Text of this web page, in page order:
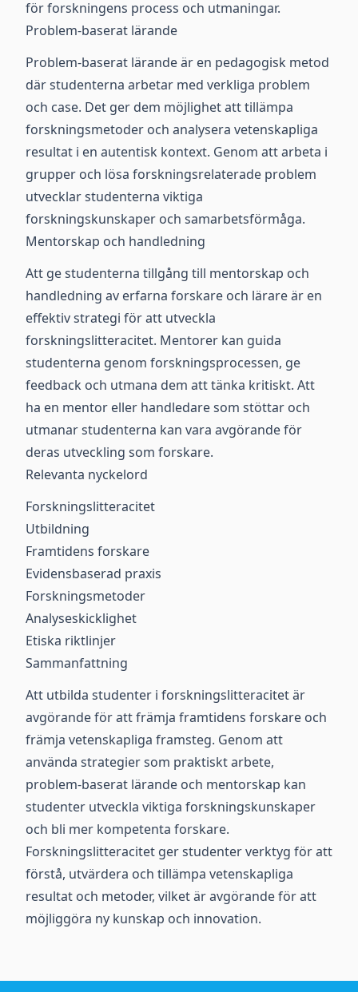
för forskningens process och utmaningar.
Problem-baserat lärande
Problem-baserat lärande är en pedagogisk metod
där studenterna arbetar med verkliga problem
och case. Det ger dem möjlighet att tillämpa
forskningsmetoder och analysera vetenskapliga
resultat i en autentisk kontext. Genom att arbeta i
grupper och lösa forskningsrelaterade problem
utvecklar studenterna viktiga
forskningskunskaper och samarbetsförmåga.
Mentorskap och handledning
Att ge studenterna tillgång till mentorskap och
handledning av erfarna forskare och lärare är en
effektiv strategi för att utveckla
forskningslitteracitet. Mentorer kan guida
studenterna genom forskningsprocessen, ge
feedback och utmana dem att tänka kritiskt. Att
ha en mentor eller handledare som stöttar och
utmanar studenterna kan vara avgörande för
deras utveckling som forskare.
Relevanta nyckelord
Forskningslitteracitet
Utbildning
Framtidens forskare
Evidensbaserad praxis
Forskningsmetoder
Analyseskicklighet
Etiska riktlinjer
Sammanfattning
Att utbilda studenter i forskningslitteracitet är
avgörande för att främja framtidens forskare och
främja vetenskapliga framsteg. Genom att
använda strategier som praktiskt arbete,
problem-baserat lärande och mentorskap kan
studenter utveckla viktiga forskningskunskaper
och bli mer kompetenta forskare.
Forskningslitteracitet ger studenter verktyg för att
förstå, utvärdera och tillämpa vetenskapliga
resultat och metoder, vilket är avgörande för att
möjliggöra ny kunskap och innovation.